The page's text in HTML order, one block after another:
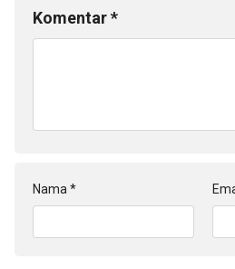
Komentar*
Nama *